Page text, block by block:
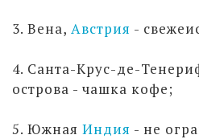
3. Вена, Австрия -
4. Санта-Крус-де-
острова - чашка кофе;
5. Южная Индия - не